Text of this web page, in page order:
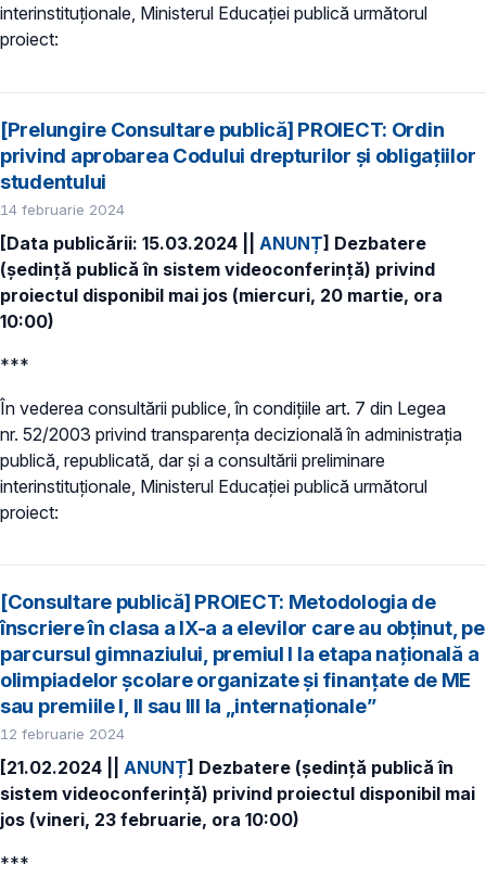
interinstituționale, Ministerul Educaţiei publică următorul
proiect:
[Prelungire Consultare publică] PROIECT: Ordin
privind aprobarea Codului drepturilor şi obligaţiilor
studentului
14 februarie 2024
[Data publicării: 15.03.2024 || ANUNȚ] Dezbatere
(ședință publică în sistem videoconferință) privind
proiectul disponibil mai jos (miercuri, 20 martie, ora
10:00)
***
În vederea consultării publice, în condiţiile art. 7 din Legea
nr. 52/2003 privind transparenţa decizională în administraţia
publică, republicată, dar și a consultării preliminare
interinstituționale, Ministerul Educaţiei publică următorul
proiect:
[Consultare publică] PROIECT: Metodologia de
înscriere în clasa a IX-a a elevilor care au obținut, pe
parcursul gimnaziului, premiul I la etapa națională a
olimpiadelor școlare organizate și finanțate de ME
sau premiile I, II sau III la „internaționale”
12 februarie 2024
[21.02.2024 || ANUNȚ] Dezbatere (ședință publică în
sistem videoconferință) privind proiectul disponibil mai
jos (vineri, 23 februarie, ora 10:00)
***